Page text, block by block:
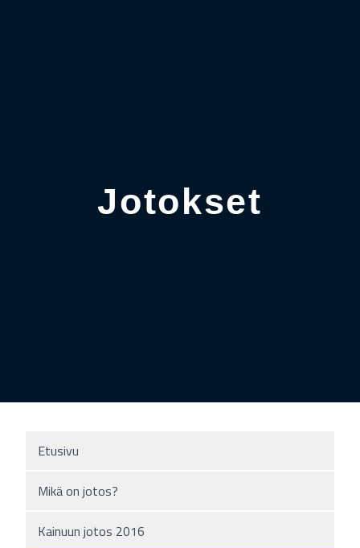
Jotokset
Etusivu
Mikä on jotos?
Kainuun jotos 2016